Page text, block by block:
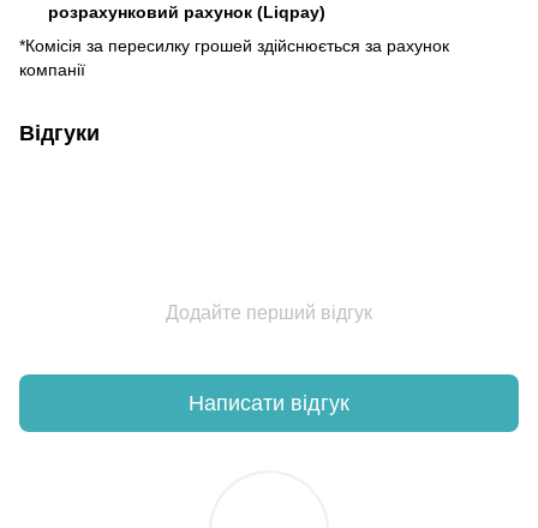
розрахунковий рахунок (Liqpay)
*Комісія за пересилку грошей здійснюється за рахунок
компанії
Відгуки
Додайте перший відгук
Написати відгук